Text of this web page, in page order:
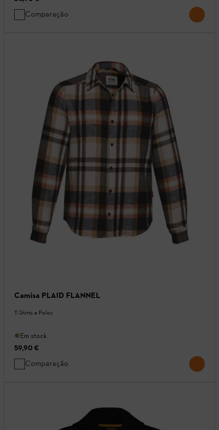
Comparação
Camisa PLAID FLANNEL
T-Shirts e Polos
Em stock
59,90 €
Comparação